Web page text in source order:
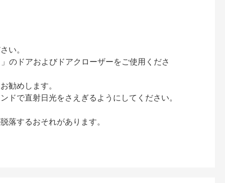
い。
のドアおよびドアクローザーをご使用くださ
勧めします。
で直射日光をさえぎるようにしてください。
落するおそれがあります。